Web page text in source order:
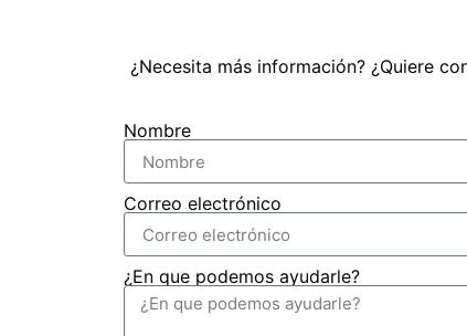
¿Necesita más información? ¿Quiere
Nombre
Correo electrónico
¿En que podemos ayudarle?